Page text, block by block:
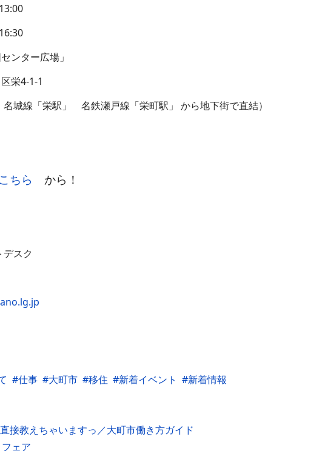
ンター広場」
4-1-1
」 名鉄瀬戸線「栄町駅」 から地下街で直結）
こちら から！
スク
仕事 大町市 移住 新着イベント 新着情報
接教えちゃいますっ／大町市働き方ガイド
ェア